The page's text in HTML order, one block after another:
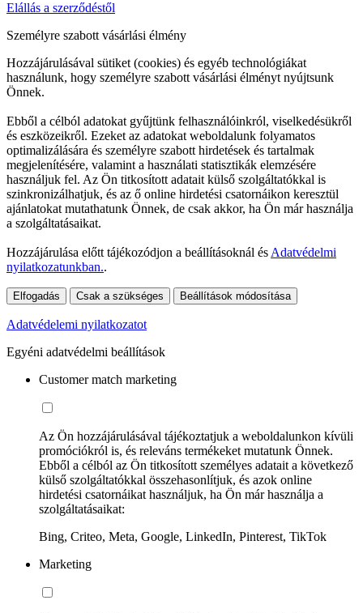
Elállás a szerződéstől
Személyre szabott vásárlási élmény
Hozzájárulásával sütiket (cookies) és egyéb technológiákat
használunk, hogy személyre szabott vásárlási élményt nyújtsunk
Önnek.
Ebből a célból adatokat gyűjtünk felhasználóinkról, viselkedésükről
és eszközeikről. Ezeket az adatokat weboldalunk folyamatos
optimalizálására és személyre szabott hirdetések és tartalmak
megjelenítésére, valamint a használati statisztikák elemzésére
használjuk fel. Az Ön titkosított adatait külső szolgáltatókkal is
szinkronizálhatjuk, és az ő online hirdetési csatornáikon keresztül
ajánlatokat mutathatunk Önnek, de csak akkor, ha Ön már használja
a szolgáltatásaikat.
Hozzájárulása előtt tájékozódjon a beállításoknál és Adatvédelmi
nyilatkozatunkban..
Elfogadás Csak a szükséges Beállítások módosítása
Adatvédelemi nyilatkozatot
Egyéni adatvédelmi beállítások
Customer match marketing
Az Ön hozzájárulásával tájékoztatjuk a weboldalunkon kívüli
promóciókról is, és releváns termékeket mutatunk Önnek.
Ebből a célból az Ön titkosított személyes adatait a következő
külső szolgáltatókkal összehasonlítjuk, és azok online
hirdetési csatornáikat használjuk, ha Ön már használja a
szolgáltatásaikat:
Bing, Criteo, Meta, Google, LinkedIn, Pinterest, TikTok
Marketing